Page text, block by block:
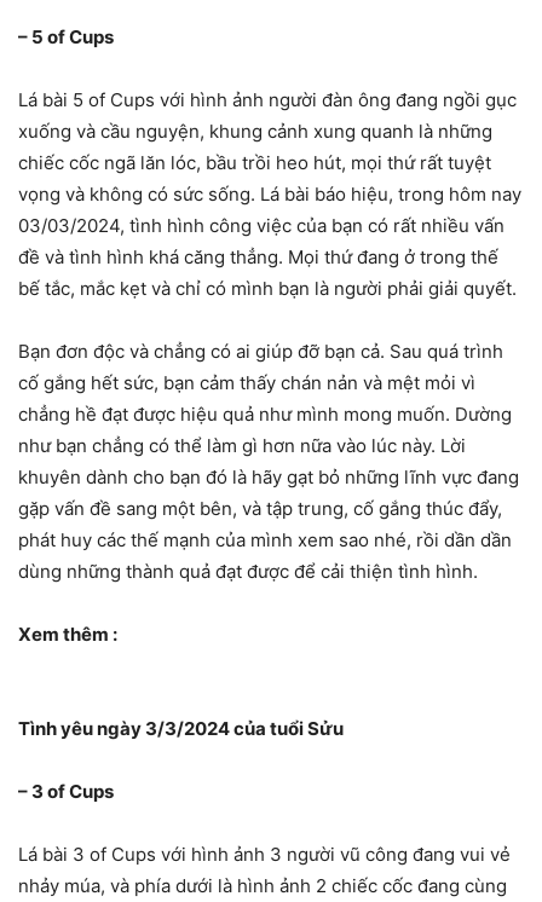
– 5 of Cups
Lá bài 5 of Cups với hình ảnh người đàn ông đang ngồi gục
xuống và cầu nguyện, khung cảnh xung quanh là những
chiếc cốc ngã lăn lóc, bầu trồi heo hút, mọi thứ rất tuyệt
vọng và không có sức sống. Lá bài báo hiệu, trong hôm nay
03/03/2024, tình hình công việc của bạn có rất nhiều vấn
đề và tình hình khá căng thẳng. Mọi thứ đang ở trong thế
bế tắc, mắc kẹt và chỉ có mình bạn là người phải giải quyết.
Bạn đơn độc và chẳng có ai giúp đỡ bạn cả. Sau quá trình
cố gắng hết sức, bạn cảm thấy chán nản và mệt mỏi vì
chẳng hề đạt được hiệu quả như mình mong muốn. Dường
như bạn chẳng có thể làm gì hơn nữa vào lúc này. Lời
khuyên dành cho bạn đó là hãy gạt bỏ những lĩnh vực đang
gặp vấn đề sang một bên, và tập trung, cố gắng thúc đẩy,
phát huy các thế mạnh của mình xem sao nhé, rồi dần dần
dùng những thành quả đạt được để cải thiện tình hình.
Xem thêm :
Tình yêu ngày 3/3/2024 của tuổi Sửu
– 3 of Cups
Lá bài 3 of Cups với hình ảnh 3 người vũ công đang vui vẻ
nhảy múa, và phía dưới là hình ảnh 2 chiếc cốc đang cùng